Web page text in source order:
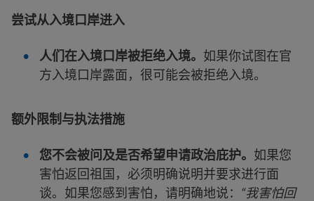
尝试从入境口岸进入
人们在入境口岸被拒绝入境。 如果你试图在官
方入境口岸露面，很可能会被拒绝入境。
额外限制与执法措施
您不会被问及是否希望申请政治庇护。 如果您
害怕返回祖国，必须明确说明并要求进行面
谈。如果您感到害怕，请明确地说： “我害怕回